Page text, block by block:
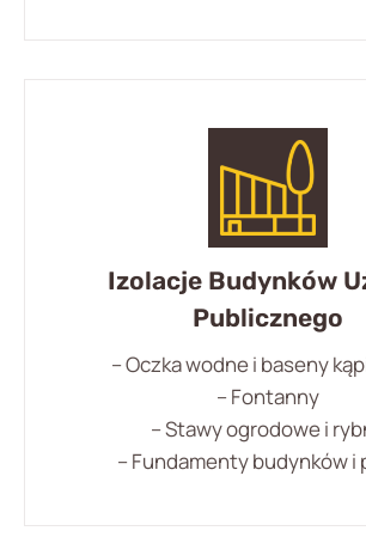
Izolacje Budynków
Publicznego
– Oczka wodne i baseny
– Fontanny
– Stawy ogrodowe i
– Fundamenty budynków i